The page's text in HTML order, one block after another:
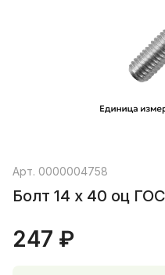
Арт. 0000004758
Болт 14 х 40 оц
247 ₽